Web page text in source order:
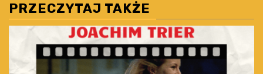
PRZECZYTAJ TAKŻE